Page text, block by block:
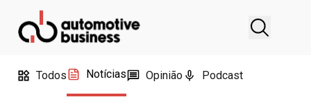
Todos Notícias Opinião Podcast